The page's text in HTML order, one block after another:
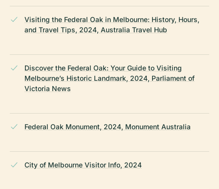
Visiting the Federal Oak in Melbourne: History, Hours,
and Travel Tips, 2024, Australia Travel Hub
Discover the Federal Oak: Your Guide to Visiting
Melbourne’s Historic Landmark, 2024, Parliament of
Victoria News
Federal Oak Monument, 2024, Monument Australia
City of Melbourne Visitor Info, 2024